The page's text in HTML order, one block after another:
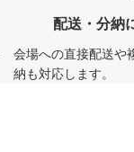
配送・分納
会場への直接配送や
納も対応します。